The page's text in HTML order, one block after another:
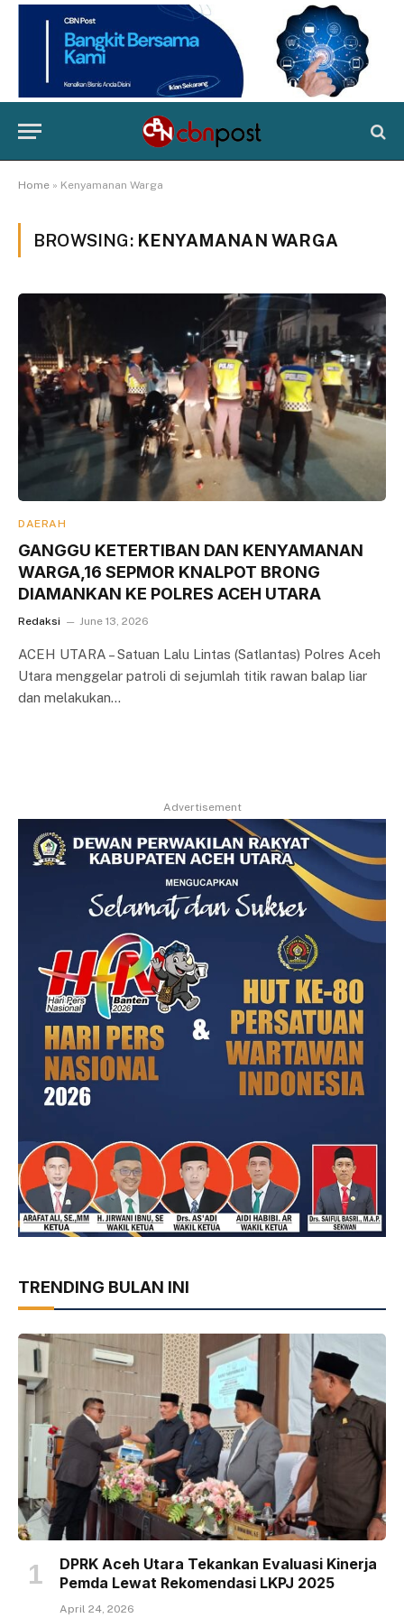
Home » Kenyamanan Warga
BROWSING: KENYAMANAN WARGA
DAERAH
GANGGU KETERTIBAN DAN KENYAMANAN
WARGA,16 SEPMOR KNALPOT BRONG
DIAMANKAN KE POLRES ACEH UTARA
Redaksi June 13, 2026
ACEH UTARA – Satuan Lalu Lintas (Satlantas) Polres Aceh
Utara menggelar patroli di sejumlah titik rawan balap liar
dan melakukan…
Advertisement
TRENDING BULAN INI
DPRK Aceh Utara Tekankan Evaluasi Kinerja
Pemda Lewat Rekomendasi LKPJ 2025
April 24, 2026